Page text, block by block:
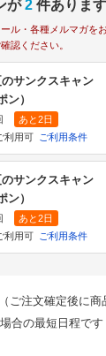
が 2 件あります
ル・各種メルマガを
認ください。
サンクスキャン
ン）
あと2日
利用可
ご利用条件
サンクスキャン
ン）
あと2日
利用可
ご利用条件
（ご注文確定後に商
合の最短日程です